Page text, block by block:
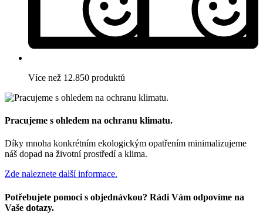
Více než 12.850 produktů
Pracujeme s ohledem na ochranu klimatu.
Díky mnoha konkrétním ekologickým opatřením minimalizujeme
náš dopad na životní prostředí a klima.
Zde naleznete další informace.
Potřebujete pomoci s objednávkou? Rádi Vám odpovíme na
Vaše dotazy.